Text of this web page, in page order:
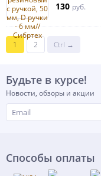
130 руб.
1 2 Ctrl →
Будьте в курсе!
Новости, обзоры и акции
Способы оплаты